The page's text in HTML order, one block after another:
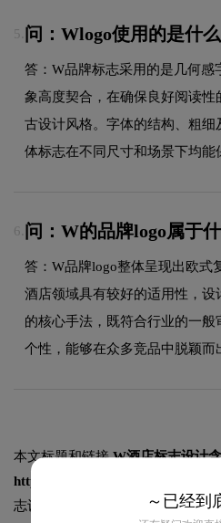
5. 问：Wlogo使用的是什
答：W品牌标志采用的是几何感
象高度契合，在确保良好阅读
古设计风格。字体的结构、粗
体标志在不同尺寸和场景下均能
6. 问：W的品牌logo属于
答：W品牌logo整体呈现出欧式
酒店领域具有较好的适用性，
的核心手法，既符合行业的一
个性，能够在众多竞品中脱颖而
本文标题和链接W酒店标志设计
https://logo9.net/works/15268.html
志设计及本链接!
～已经到